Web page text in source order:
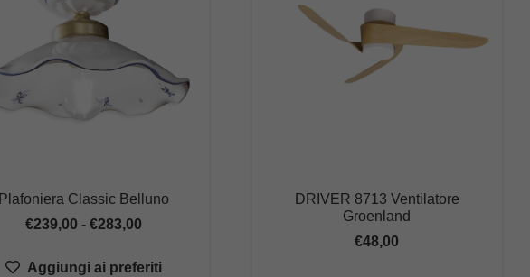
Plafoniera Classic Belluno
€239,00 - €283,00Fascia
prezzo:
Aggiungi ai preferiti
DRIVER 8713 Ventilatore
Groenland
€48,00